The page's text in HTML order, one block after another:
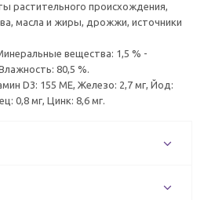
растительного происхождения,
масла и жиры, дрожжи, источники
вещества: 1,5 % -
80,5 %.
D3: 155 ME, Железо: 2,7 мг, Йод:
0,8 мг, Цинк: 8,6 мг.